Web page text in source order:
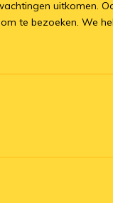
uitkomen.
te bezoeken. We